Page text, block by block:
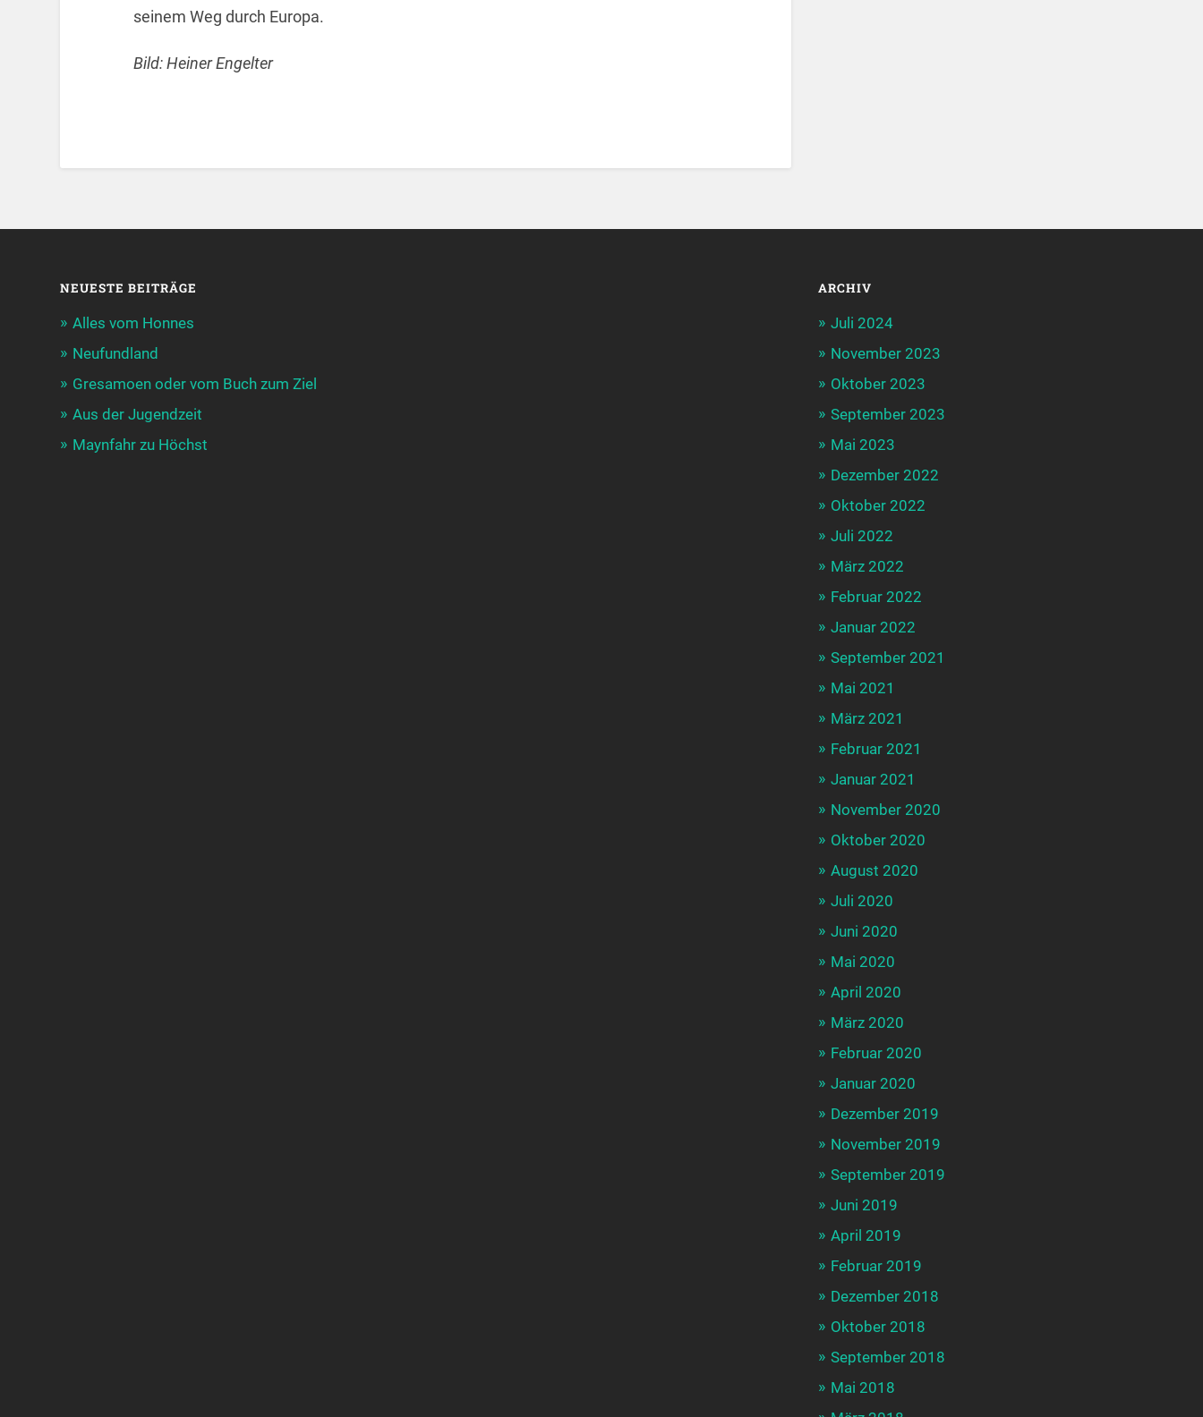
seinem Weg durch Europa.
Bild: Heiner Engelter
NEUESTE BEITRÄGE
Alles vom Honnes
Neufundland
Gresamoen oder vom Buch zum Ziel
Aus der Jugendzeit
Maynfahr zu Höchst
ARCHIV
Juli 2024
November 2023
Oktober 2023
September 2023
Mai 2023
Dezember 2022
Oktober 2022
Juli 2022
März 2022
Februar 2022
Januar 2022
September 2021
Mai 2021
März 2021
Februar 2021
Januar 2021
November 2020
Oktober 2020
August 2020
Juli 2020
Juni 2020
Mai 2020
April 2020
März 2020
Februar 2020
Januar 2020
Dezember 2019
November 2019
September 2019
Juni 2019
April 2019
Februar 2019
Dezember 2018
Oktober 2018
September 2018
Mai 2018